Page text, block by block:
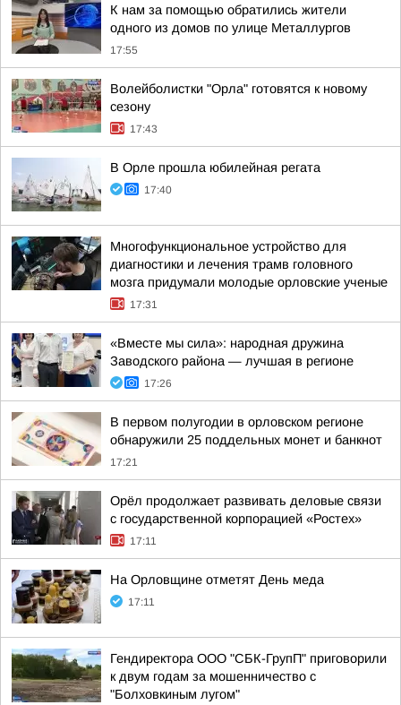
К нам за помощью обратились жители
одного из домов по улице Металлургов
17:55
Волейболистки "Орла" готовятся к новому
сезону
17:43
В Орле прошла юбилейная регата
17:40
Многофункциональное устройство для
диагностики и лечения трамв головного
мозга придумали молодые орловские ученые
17:31
«Вместе мы сила»: народная дружина
Заводского района — лучшая в регионе
17:26
В первом полугодии в орловском регионе
обнаружили 25 поддельных монет и банкнот
17:21
Орёл продолжает развивать деловые связи
с государственной корпорацией «Ростех»
17:11
На Орловщине отметят День меда
17:11
Гендиректора ООО "СБК-ГрупП" приговорили
к двум годам за мошенничество с
"Болховкиным лугом"